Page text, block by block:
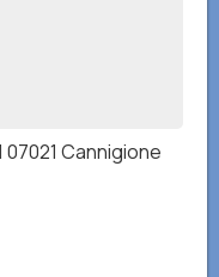
07021 Cannigione